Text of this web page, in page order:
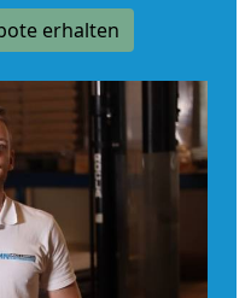
erhalten